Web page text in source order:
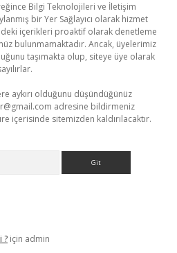
Bilgi Teknolojileri ve İletişim
bir Yer Sağlayıcı olarak hizmet
içerikleri proaktif olarak denetleme
bulunmamaktadır. Ancak, üyelerimiz
taşımakta olup, siteye üye olarak
aykırı olduğunu düşündüğünüz
adresine bildirmeniz
içerisinde sitemizden kaldırılacaktır.
? için admin